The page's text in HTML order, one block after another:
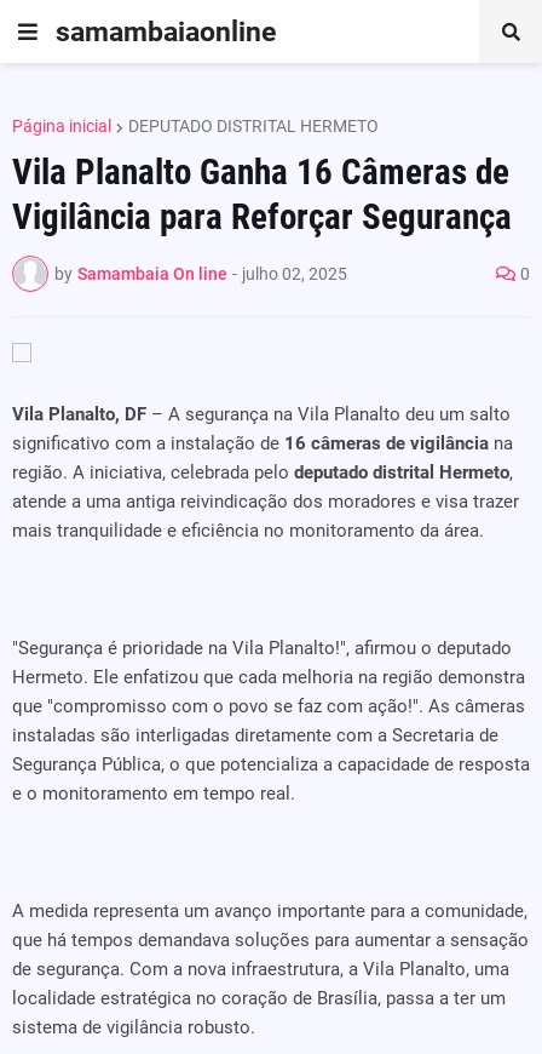
samambaiaonline
Página inicial DEPUTADO DISTRITAL HERMETO
Vila Planalto Ganha 16 Câmeras de
Vigilância para Reforçar Segurança
by Samambaia On line - julho 02, 2025 0
Vila Planalto, DF – A segurança na Vila Planalto deu um salto
significativo com a instalação de 16 câmeras de vigilância na
região. A iniciativa, celebrada pelo deputado distrital Hermeto,
atende a uma antiga reivindicação dos moradores e visa trazer
mais tranquilidade e eficiência no monitoramento da área.
"Segurança é prioridade na Vila Planalto!", afirmou o deputado
Hermeto. Ele enfatizou que cada melhoria na região demonstra
que "compromisso com o povo se faz com ação!". As câmeras
instaladas são interligadas diretamente com a Secretaria de
Segurança Pública, o que potencializa a capacidade de resposta
e o monitoramento em tempo real.
A medida representa um avanço importante para a comunidade,
que há tempos demandava soluções para aumentar a sensação
de segurança. Com a nova infraestrutura, a Vila Planalto, uma
localidade estratégica no coração de Brasília, passa a ter um
sistema de vigilância robusto.